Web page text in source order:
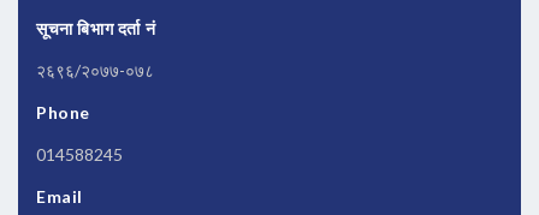
सूचना बिभाग दर्ता नं
२६९६/२०७७-०७८
Phone
014588245
Email